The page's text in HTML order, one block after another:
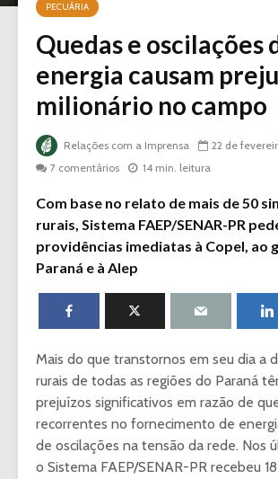
PECUÁRIA
Quedas e oscilações
energia causam
milionário no campo
Relações com a Imprensa
22 de
7 comentários
14 min. leitura
Com base no relato de mais de 50
rurais, Sistema FAEP/SENAR-PR
providências imediatas à Copel, ao
Paraná e à Alep
Mais do que transtornos em seu dia a
rurais de todas as regiões do Paraná
prejuízos significativos em razão de
recorrentes no fornecimento de
de oscilações na tensão da rede. Nos
o Sistema FAEP/SENAR-PR recebeu